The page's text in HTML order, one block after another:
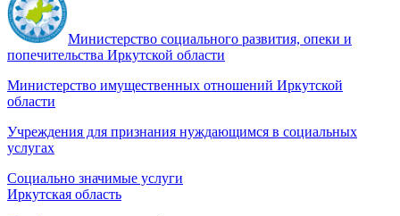
Министерство социального развития, опеки и
попечительства Иркутской области
Министерство имущественных отношений Иркутской
области
Учреждения для признания нуждающимся в социальных
услугах
Социально значимые услуги
Иркутская область